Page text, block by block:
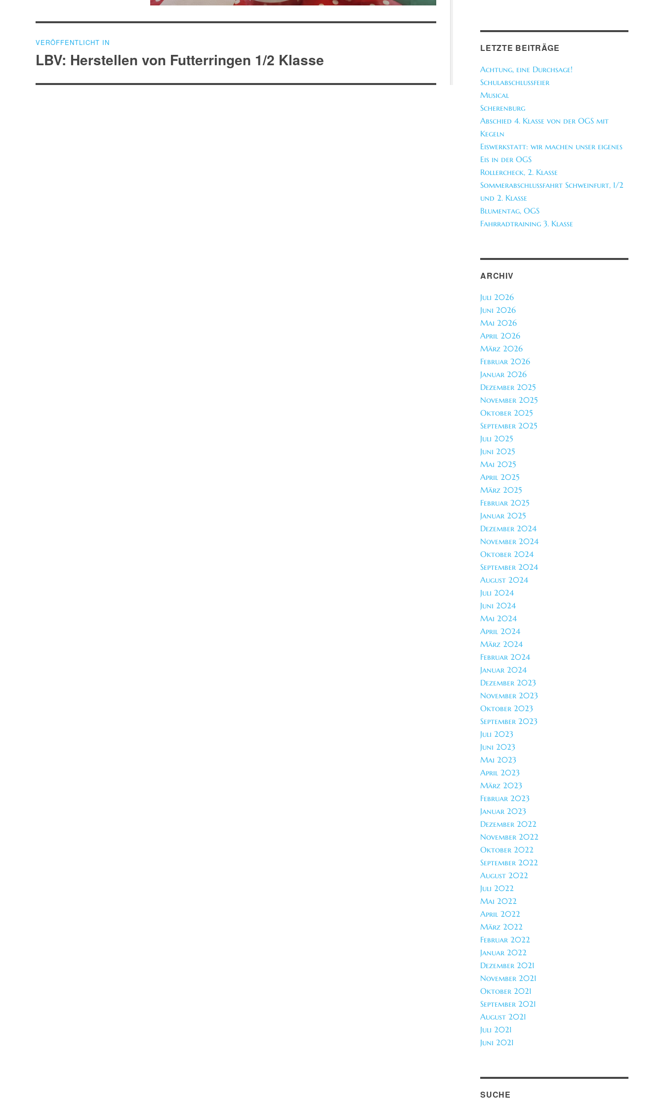
VERÖFFENTLICHT IN
LBV: Herstellen von Futterringen 1/2 Klasse
LETZTE BEITRÄGE
Achtung, eine Durchsage!
Schulabschlussfeier
Musical
Scherenburg
Abschied 4. Klasse von der OGS mit
Kegeln
Eiswerkstatt: wir machen unser eigenes
Eis in der OGS
Rollercheck, 2. Klasse
Sommerabschlussfahrt Schweinfurt, 1/2
und 2. Klasse
Blumentag, OGS
Fahrradtraining 3. Klasse
ARCHIV
Juli 2026
Juni 2026
Mai 2026
April 2026
März 2026
Februar 2026
Januar 2026
Dezember 2025
November 2025
Oktober 2025
September 2025
Juli 2025
Juni 2025
Mai 2025
April 2025
März 2025
Februar 2025
Januar 2025
Dezember 2024
November 2024
Oktober 2024
September 2024
August 2024
Juli 2024
Juni 2024
Mai 2024
April 2024
März 2024
Februar 2024
Januar 2024
Dezember 2023
November 2023
Oktober 2023
September 2023
Juli 2023
Juni 2023
Mai 2023
April 2023
März 2023
Februar 2023
Januar 2023
Dezember 2022
November 2022
Oktober 2022
September 2022
August 2022
Juli 2022
Mai 2022
April 2022
März 2022
Februar 2022
Januar 2022
Dezember 2021
November 2021
Oktober 2021
September 2021
August 2021
Juli 2021
Juni 2021
SUCHE